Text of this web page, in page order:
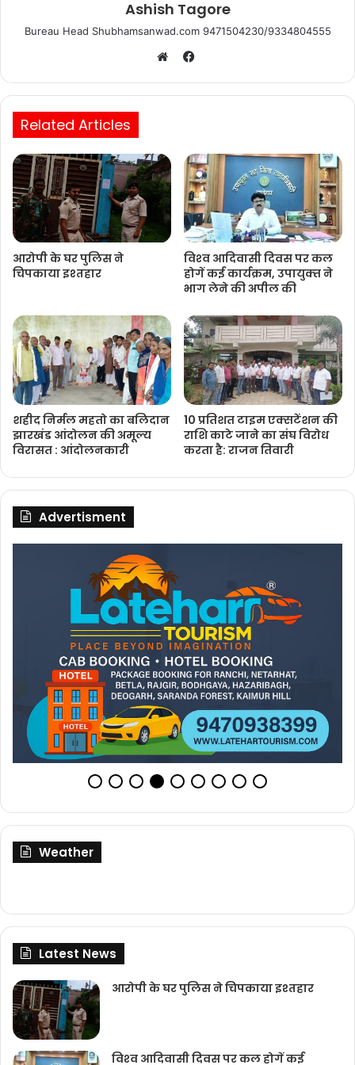
Ashish Tagore
Bureau Head Shubhamsanwad.com 9471504230/9334804555
Facebook
Related Articles
आरोपी के घर पुलिस ने
चिपकाया इश्तहार
विश्‍व आदिवासी दिवस पर कल
होगें कई कार्यक्रम, उपायुक्‍त ने
भाग लेने की अपील की
शहीद निर्मल महतो का बलिदान
झारखंड आंदोलन की अमूल्य
विरासत : आंदोलनकारी
10 प्रतिशत टाइम एक्सटेंशन की
राशि काटे जाने का संघ विरोध
करता है: राजन तिवारी
Advertisment
Weather
Latest News
आरोपी के घर पुलिस ने चिपकाया इश्तहार
विश्‍व आदिवासी दिवस पर कल होगें कई